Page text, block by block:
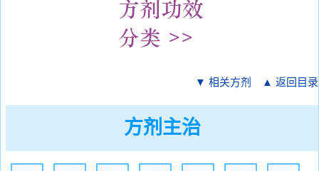
▼ 相关方剂 ▲ 返回目录
方剂主治